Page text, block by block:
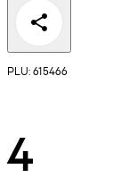
PLU: 615466
4